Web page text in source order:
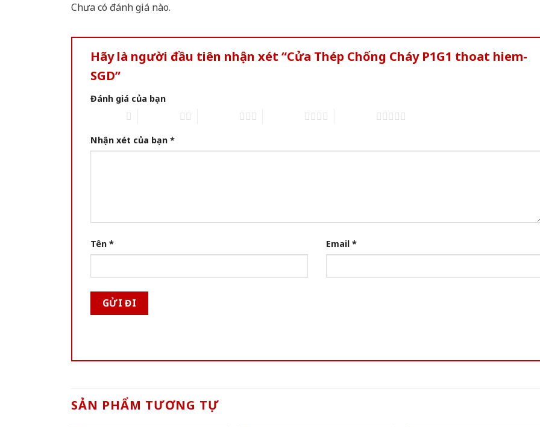
Chưa có đánh giá nào.
Hãy là người đầu tiên nhận xét “Cửa Thép Chống Cháy P1G1 thoat hiem-
SGD”
Đánh giá của bạn
Nhận xét của bạn *
Tên * Email *
SẢN PHẨM TƯƠNG TỰ